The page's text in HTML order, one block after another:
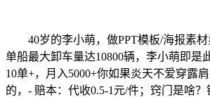
40岁的李小萌，做PPT模板/海报素材
单船最大卸车量达10800辆，李小萌即是
10单+，月入5000+你如果炎天不爱穿露
的，- 赔本：代收0.5-1元/件；窍门是啥